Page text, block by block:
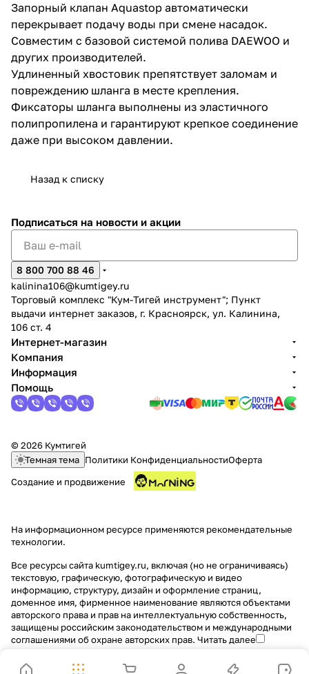
Запорный клапан Aquastop автоматически
перекрывает подачу воды при смене насадок.
Совместим с базовой системой полива DAEWOO и
других производителей.
Удлиненный хвостовик препятствует заломам и
повреждению шланга в месте крепления.
Фиксаторы шланга выполнены из эластичного
полипропилена и гарантируют крепкое соединение
даже при высоком давлении.
Назад к списку
Подписаться на новости и акции
8 800 700 88 46
kalinina106@kumtigey.ru
Торговый комплекс "Кум-Тигей инструмент"; Пункт
выдачи интернет заказов, г. Красноярск, ул. Калинина,
106 ст. 4
Интернет-магазин
Компания
Информация
Помощь
© 2026 Кумтигей
Темная тема Политики КонфиденциальностиОферта
Создание и продвижение
На информационном ресурсе применяются рекомендательные
технологии.
Все ресурсы сайта kumtigey.ru, включая (но не ограничиваясь)
текстовую, графическую, фотографическую и видео
информацию, структуру, дизайн и оформление страниц,
доменное имя, фирменное наименование являются объектами
авторского права и прав на интеллектуальную собственность,
защищены российским законодательством и международными
соглашениями об охране авторских прав. Читать далее